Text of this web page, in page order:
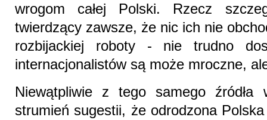
wrogom całej Polski. Rzecz
twierdzący zawsze, że nic ich nie
rozbijackiej roboty - nie trudno
internacjonalistów są może mroczne,
Niewątpliwie z tego samego źródła
strumień sugestii, że odrodzona